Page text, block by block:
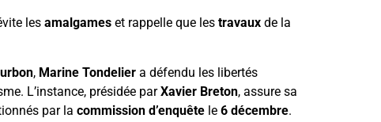
les amalgames et rappelle que les travaux de la
, Marine Tondelier a défendu les libertés
L’instance, présidée parXavier Breton, assure sa
par la commission d’enquête le 6 décembre.